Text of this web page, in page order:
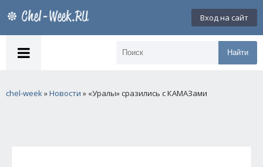
Вход на сайт
Найти
chel-week»Новости » «Уралы» сразились с КАМАЗами